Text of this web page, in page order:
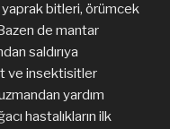
yaprak bitleri, örümcek
de mantar
saldırıya
ve insektisitler
yardım
hastalıkların ilk